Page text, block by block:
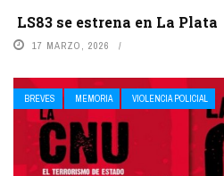
LS83 se estrena en La Plata
17 MARZO, 2026
BREVES MEMORIA VIOLENCIA POLICIAL